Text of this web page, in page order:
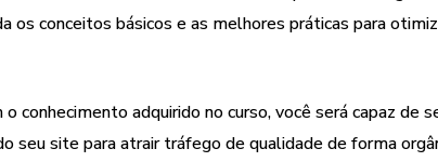
os conceitos básicos e as melhores práticas para
conhecimento adquirido no curso, você será capaz de
seu site para atrair tráfego de qualidade de forma